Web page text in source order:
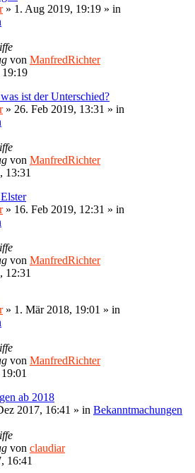
» 1. Aug 2019, 19:19 » in
von ManfredRichter
ist der Unterschied?
» 26. Feb 2019, 13:31 » in
von ManfredRichter
13:31
» 16. Feb 2019, 12:31 » in
von ManfredRichter
12:31
» 1. Mär 2018, 19:01 » in
von ManfredRichter
ab 2018
2017, 16:41 » in Bekanntmachungen
von claudiar
16:41